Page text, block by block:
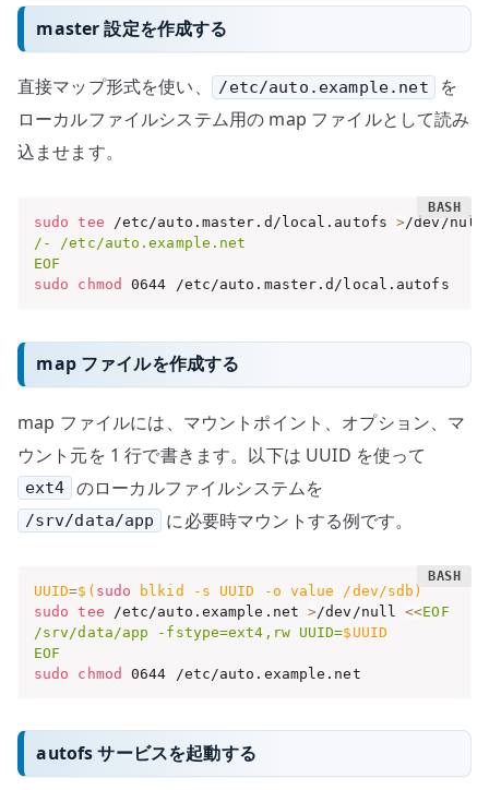
master 設定を作成する
直接マップ形式を使い、 /etc/auto.example.net
を
ローカルファイルシステム用の map ファイルとして読み
込ませます。
sudo tee /etc/auto.master.d/local.autofs >/dev/
/- /etc/auto.example.net
EOF
sudo
chmod 0644 /etc/auto.master.d/local.autofs
map ファイルを作成する
map ファイルには、マウントポイント、オプション、マ
ウント元を 1 行で書きます。以下は UUID を使って
ext4 のローカルファイルシステムを
/srv/data/app に必要時マウントする例です。
UUID=$( sudo blkid -s UUID -o value /dev/sdb )
sudo
tee /etc/auto.example.net >/dev/null <<EOF
/srv/data/app -fstype=ext4,rw UUID=$UUID
EOF
sudo
chmod 0644 /etc/auto.example.net
autofs サービスを起動する